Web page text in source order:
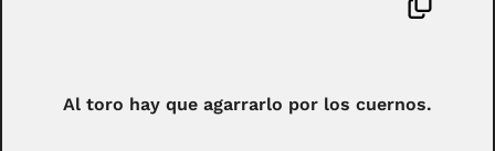
Al toro hay que agarrarlo por los cuernos.